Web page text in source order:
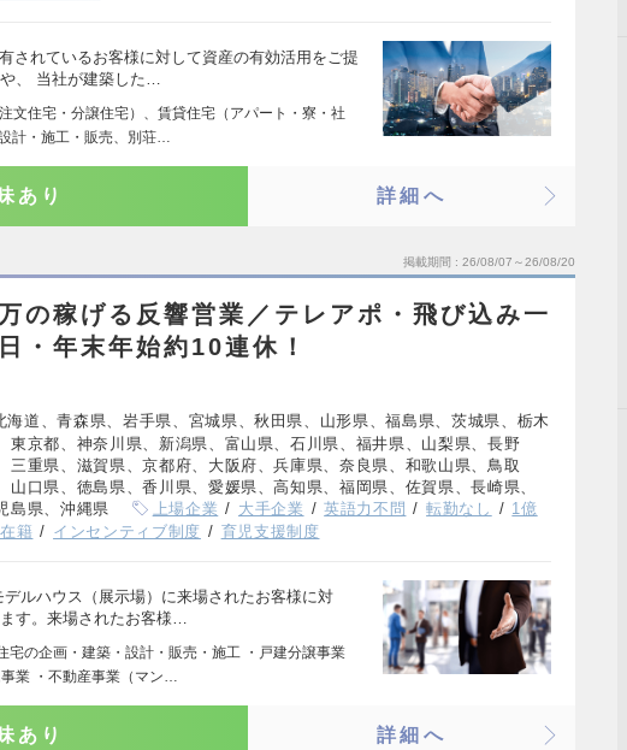
されているお客様に対して資産の有効活用をご提
、 当社が建築した…
文住宅・分譲住宅）、賃貸住宅（アパート・寮・社
計・施工・販売、別荘…
あり 詳細へ
掲載期間 26/08/07～26/08/20
稼げる反響営業／テレアポ・飛び込み一
・年末年始約10連休！
海道、青森県、岩手県、宮城県、秋田県、山形県、福島県、茨城県、栃木
東京都、神奈川県、新潟県、富山県、石川県、福井県、山梨県、長野
三重県、滋賀県、京都府、大阪府、兵庫県、奈良県、和歌山県、鳥取
山口県、徳島県、香川県、愛媛県、高知県、福岡県、佐賀県、長崎県、
島県、沖縄県
上場企業 大手企業 英語力不問 転勤なし
1億
籍 インセンティブ制度 育児支援制度
デルハウス（展示場）に来場されたお客様に対
す。来場されたお客様…
宅の企画・建築・設計・販売・施工 ・戸建分譲事業
業 ・不動産事業（マン…
あり 詳細へ